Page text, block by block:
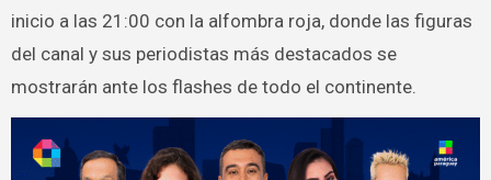
inicio a las 21:00 con la alfombra roja, donde las figuras
del canal y sus periodistas más destacados se
mostrarán ante los flashes de todo el continente.